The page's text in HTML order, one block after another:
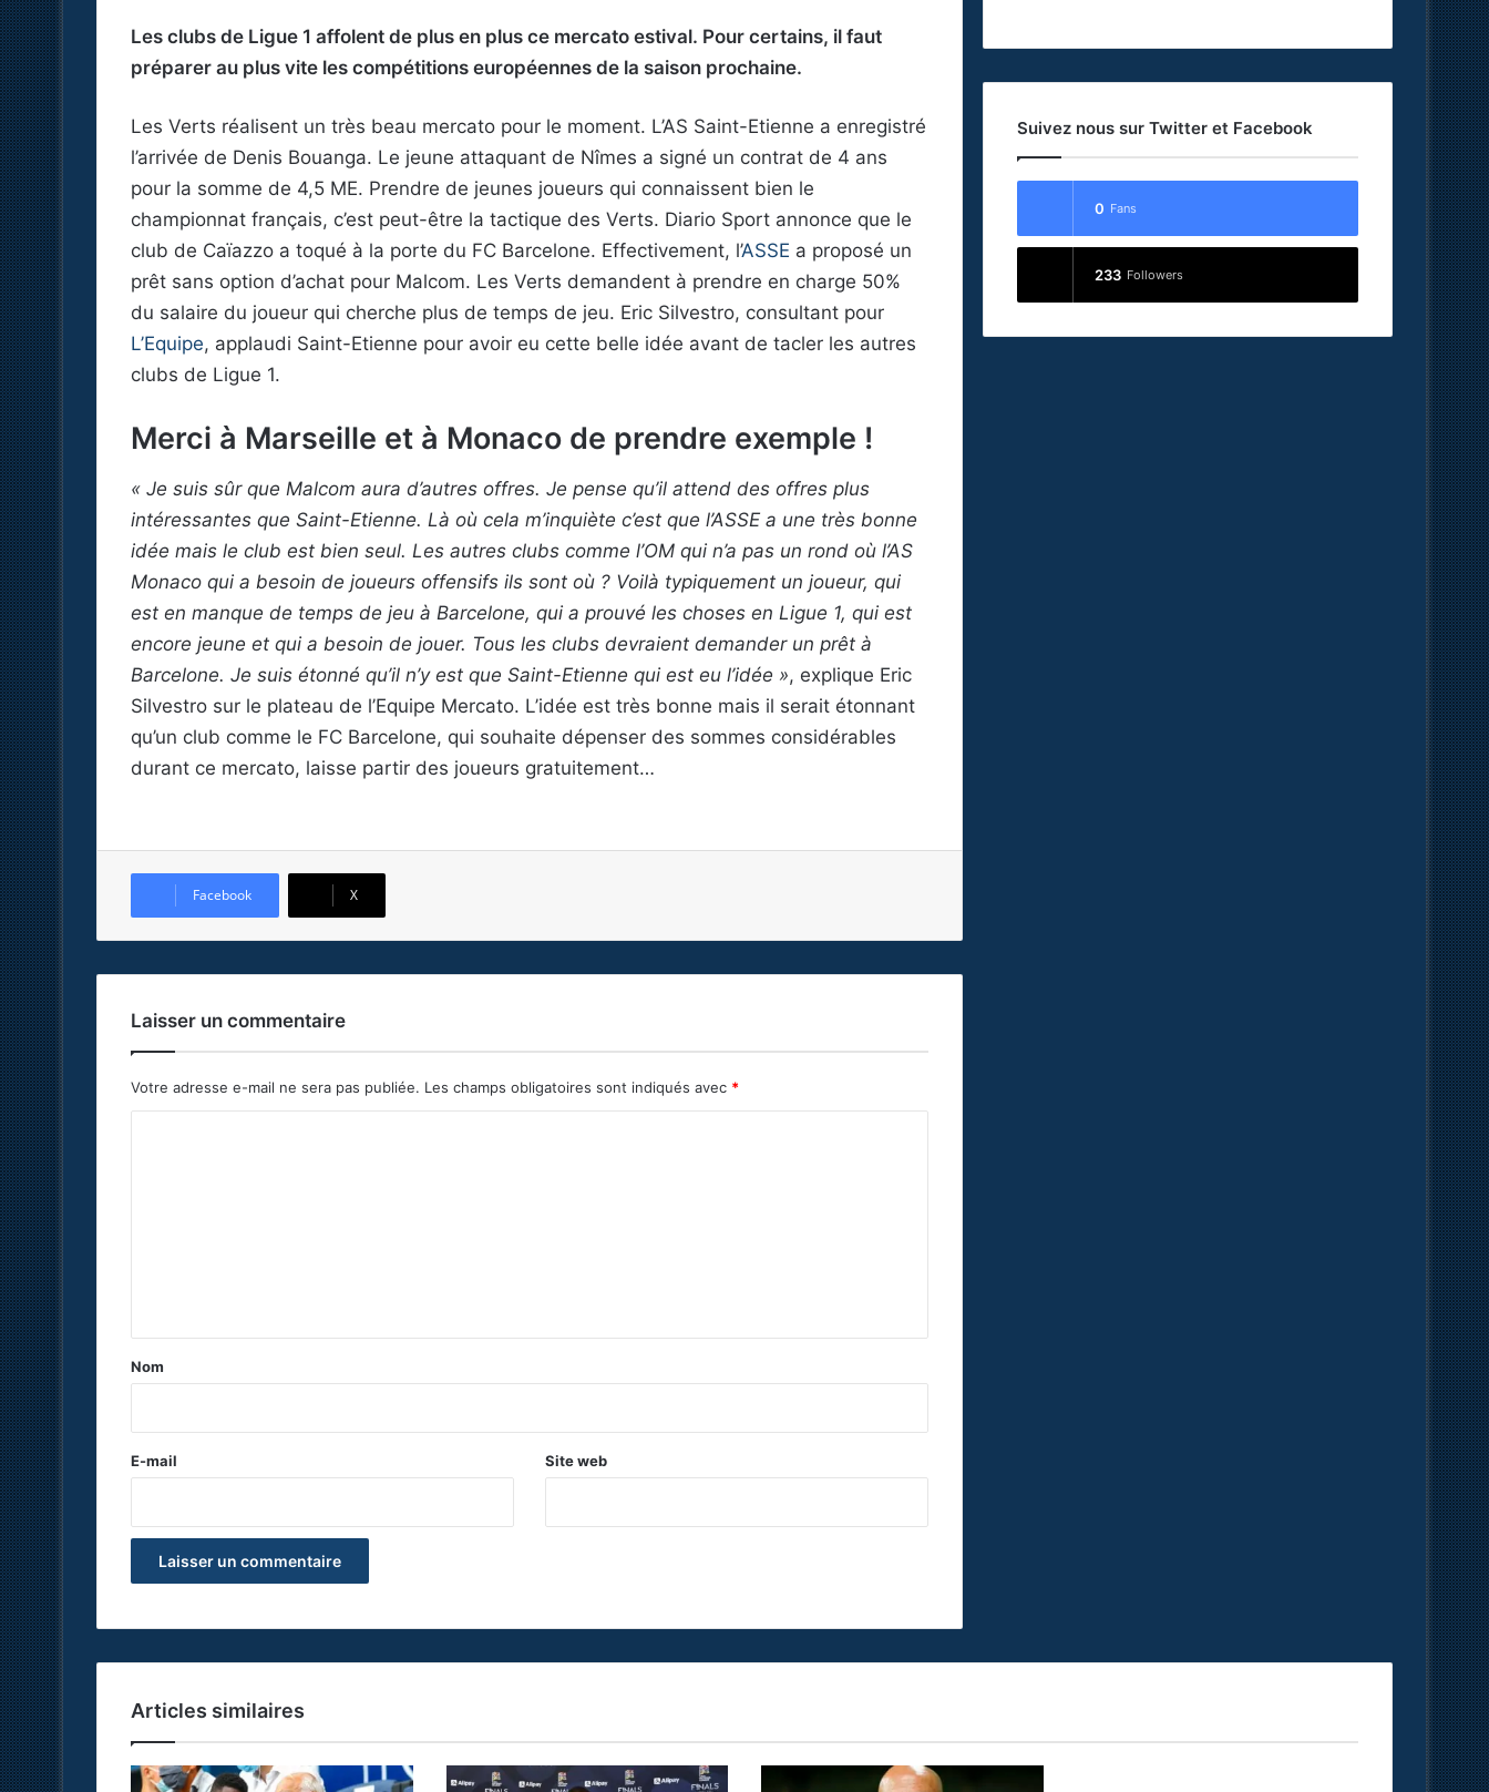
Les clubs de Ligue 1 affolent de plus en plus ce mercato estival. Pour certains, il faut
préparer au plus vite les compétitions européennes de la saison prochaine.
Les Verts réalisent un très beau mercato pour le moment. L’AS Saint-Etienne a enregistré
l’arrivée de Denis Bouanga. Le jeune attaquant de Nîmes a signé un contrat de 4 ans
pour la somme de 4,5 ME. Prendre de jeunes joueurs qui connaissent bien le
championnat français, c’est peut-être la tactique des Verts. Diario Sport annonce que le
club de Caïazzo a toqué à la porte du FC Barcelone. Effectivement, l’ASSE a proposé un
prêt sans option d’achat pour Malcom. Les Verts demandent à prendre en charge 50%
du salaire du joueur qui cherche plus de temps de jeu. Eric Silvestro, consultant pour
L’Equipe, applaudi Saint-Etienne pour avoir eu cette belle idée avant de tacler les autres
clubs de Ligue 1.
Merci à Marseille et à Monaco de prendre exemple !
« Je suis sûr que Malcom aura d’autres offres. Je pense qu’il attend des offres plus
intéressantes que Saint-Etienne. Là où cela m’inquiète c’est que l’ASSE a une très bonne
idée mais le club est bien seul. Les autres clubs comme l’OM qui n’a pas un rond où l’AS
Monaco qui a besoin de joueurs offensifs ils sont où ? Voilà typiquement un joueur, qui
est en manque de temps de jeu à Barcelone, qui a prouvé les choses en Ligue 1, qui est
encore jeune et qui a besoin de jouer. Tous les clubs devraient demander un prêt à
Barcelone. Je suis étonné qu’il n’y est que Saint-Etienne qui est eu l’idée », explique Eric
Silvestro sur le plateau de l’Equipe Mercato. L’idée est très bonne mais il serait étonnant
qu’un club comme le FC Barcelone, qui souhaite dépenser des sommes considérables
durant ce mercato, laisse partir des joueurs gratuitement…
Facebook X
Laisser un commentaire
Votre adresse e-mail ne sera pas publiée. Les champs obligatoires sont indiqués avec *
a
e
Nom
E-mail Site web
Suivez nous sur Twitter et Facebook
0 Fans
233 Followers
Articles similaires